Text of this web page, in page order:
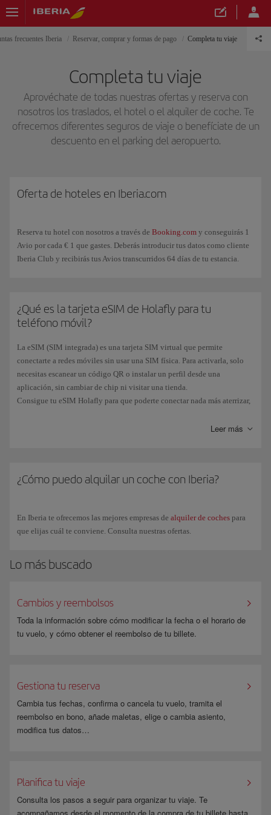
frecuentes Iberia Reservar, comprar y formas de pago Completa tu viaje
Completa tu viaje
Aprovéchate de todas nuestras ofertas y reserva con
nosotros los traslados, el hotel o el alquiler de coche. Te
ofrecemos diferentes seguros de viaje o benefíciate de un
descuento en el parking del aeropuerto.
Oferta de hoteles en Iberia.com
Reserva tu hotel con nosotros a través de Booking.com y conseguirás 1
Avio por cada € 1 que gastes. Deberás introducir tus datos como cliente
Iberia Club y recibirás tus Avios transcurridos 64 días de tu estancia.
¿Qué es la tarjeta eSIM de Holafly para tu
teléfono móvil?
La eSIM (SIM integrada) es una tarjeta SIM virtual que permite
conectarte a redes móviles sin usar una SIM física. Para activarla, solo
necesitas escanear un código QR o instalar un perfil desde una
aplicación, sin cambiar de chip ni visitar una tienda.
Consigue tu eSIM Holafly para que poderte conectar nada más aterrizar,
, obtendrás una
Iberia.
Leer más
¿Cómo puedo alquilar un coche con Iberia?
En Iberia te ofrecemos las mejores empresas de alquiler de coches para
que elijas cuál te conviene. Consulta nuestras ofertas.
Lo más buscado
Cambios y reembolsos
Toda la información sobre cómo modificar la fecha o el horario de
tu vuelo, y cómo obtener el reembolso de tu billete.
Gestiona tu reserva
Cambia tus fechas, confirma o cancela tu vuelo, tramita el
reembolso en bono, añade maletas, elige o cambia asiento,
modifica tus datos…
Planifica tu viaje
Consulta los pasos a seguir para organizar tu viaje. Te